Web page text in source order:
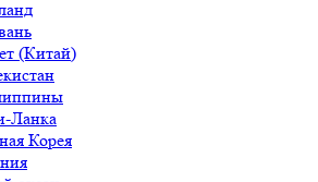
(Китай)
Ланка
Корея